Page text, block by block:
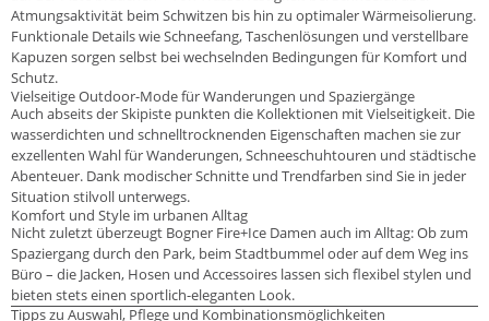
Atmungsaktivität beim Schwitzen bis hin zu optimaler Wärmeisolierung.
Funktionale Details wie Schneefang, Taschenlösungen und verstellbare
Kapuzen sorgen selbst bei wechselnden Bedingungen für Komfort und
Schutz.
Vielseitige Outdoor-Mode für Wanderungen und Spaziergänge
Auch abseits der Skipiste punkten die Kollektionen mit Vielseitigkeit. Die
wasserdichten und schnelltrocknenden Eigenschaften machen sie zur
exzellenten Wahl für Wanderungen, Schneeschuhtouren und städtische
Abenteuer. Dank modischer Schnitte und Trendfarben sind Sie in jeder
Situation stilvoll unterwegs.
Komfort und Style im urbanen Alltag
Nicht zuletzt überzeugt Bogner Fire+Ice Damen auch im Alltag: Ob zum
Spaziergang durch den Park, beim Stadtbummel oder auf dem Weg ins
Büro – die Jacken, Hosen und Accessoires lassen sich flexibel stylen und
bieten stets einen sportlich-eleganten Look.
Tipps zu Auswahl, Pflege und Kombinationsmöglichkeiten